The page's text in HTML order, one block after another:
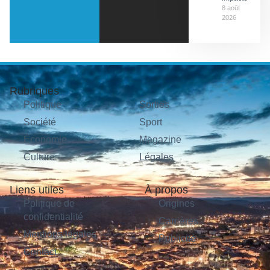
8 août
2026
Rubriques
Politique
Société
Économie
Culture
Sorties
Sport
Magazine
Légales
Liens utiles
Politique de
confidentialité
Mentions légales
Contact
À propos
Origines
Carrières
Publicité